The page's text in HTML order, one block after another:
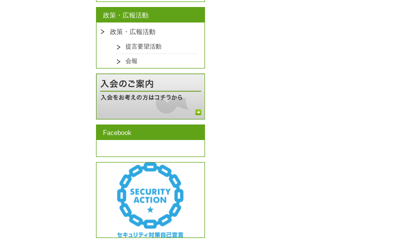
政策・広報活動
政策・広報活動
提言要望活動
会報
Facebook